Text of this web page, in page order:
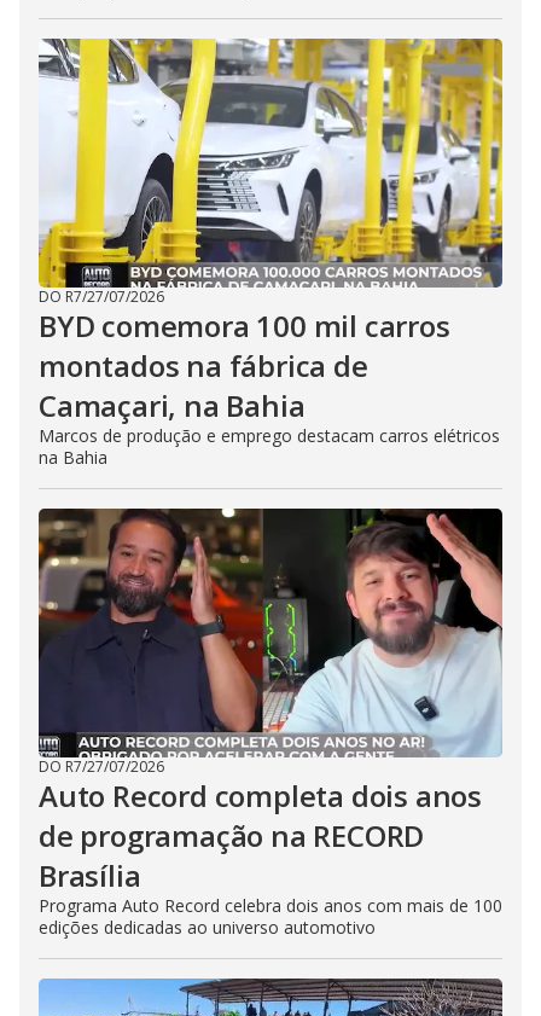
DO R7/27/07/2026
BYD comemora 100 mil carros
montados na fábrica de
Camaçari, na Bahia
Marcos de produção e emprego destacam carros elétricos
na Bahia
DO R7/27/07/2026
Auto Record completa dois anos
de programação na RECORD
Brasília
Programa Auto Record celebra dois anos com mais de 100
edições dedicadas ao universo automotivo